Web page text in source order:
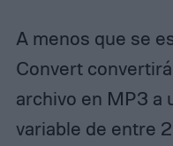
A menos que se
Convert
archivo en MP3 a
variable de entre